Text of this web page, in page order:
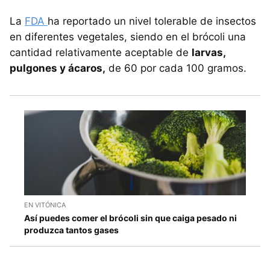
La FDA ha reportado un nivel tolerable de insectos
en diferentes vegetales, siendo en el brócoli una
cantidad relativamente aceptable de larvas,
pulgones y ácaros, de 60 por cada 100 gramos.
EN VITÓNICA
Así puedes comer el brócoli sin que caiga pesado ni
produzca tantos gases